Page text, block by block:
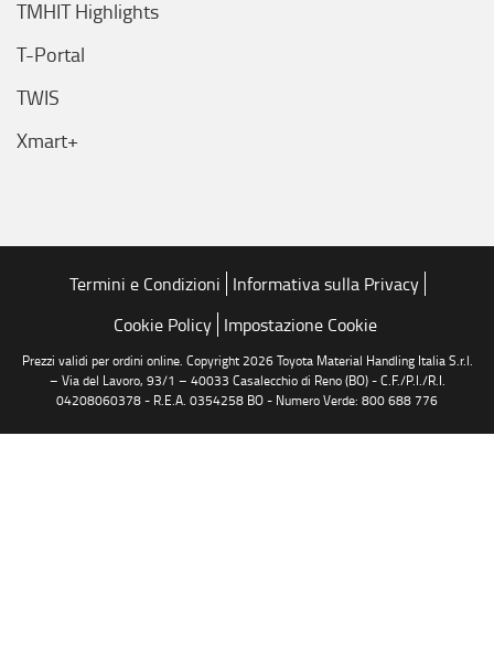
TMHIT Highlights
T-Portal
TWIS
Xmart+
Termini e Condizioni Informativa sulla Privacy
Cookie Policy Impostazione Cookie
Prezzi validi per ordini online. Copyright 2026 Toyota Material Handling Italia S.r.l.
– Via del Lavoro, 93/1 – 40033 Casalecchio di Reno (BO) - C.F./P.I./R.I.
04208060378 - R.E.A. 0354258 BO - Numero Verde: 800 688 776